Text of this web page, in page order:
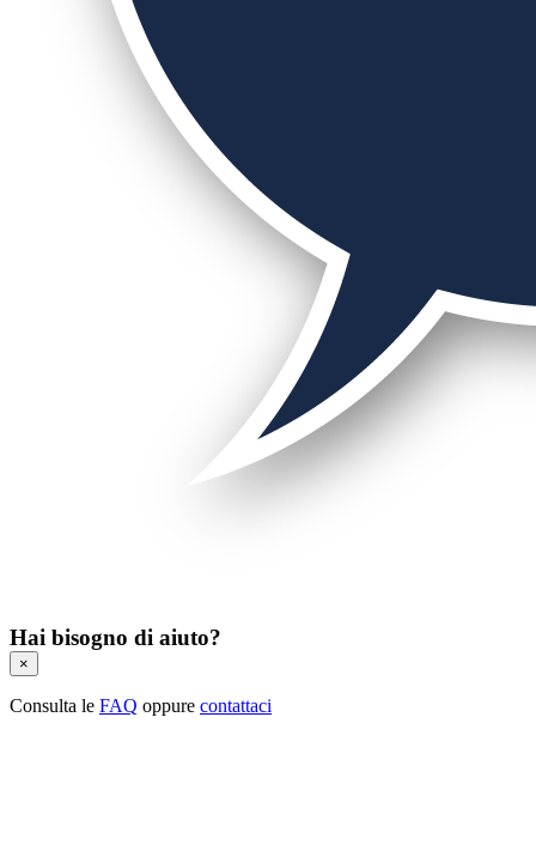
Hai bisogno di aiuto?
×
Consulta le FAQ oppure contattaci